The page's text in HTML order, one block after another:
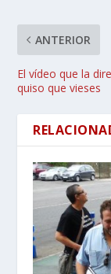
ANTERIOR
El vídeo que la
quiso que vieses